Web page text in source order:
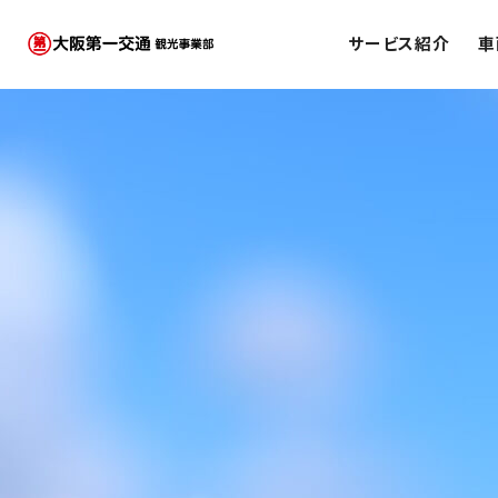
サービス紹介